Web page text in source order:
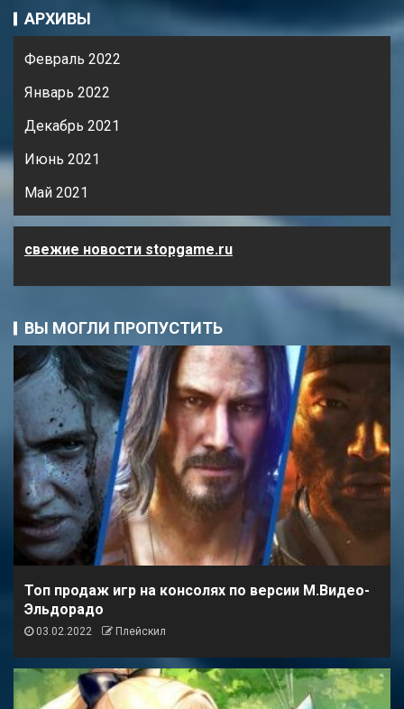
АРХИВЫ
Февраль 2022
Январь 2022
Декабрь 2021
Июнь 2021
Май 2021
свежие новости stopgame.ru
ВЫ МОГЛИ ПРОПУСТИТЬ
Топ продаж игр на консолях по версии М.Видео-
Эльдорадо
03.02.2022 Плейскил